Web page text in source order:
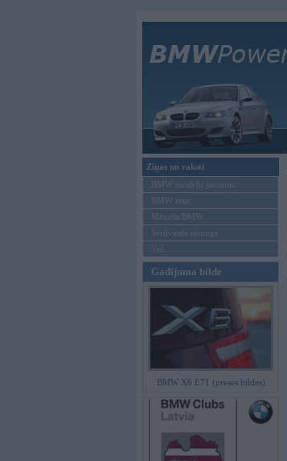
Ziņas un raksti
BMW modeļu jaunumi
BMW testi
Mēneša BMW
Sērijveida tūnings
Vel...
Gadījuma bilde
BMW X6 E71 (preses bildes)